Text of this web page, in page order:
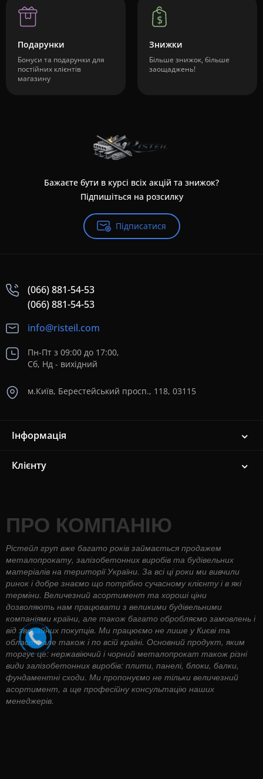
Подарунки
Бонуси та подарунки для
постійних клієнтів
магазину
Знижки
Більше знижок, більше
заощаджень!
Бажаєте бути в курсі всіх акцій та знижок?
Підпишіться на розсилку
Підписатися
(066) 881-54-53
(066) 881-54-53
info@risteil.com
Пн-Пт з 09:00 до 17:00,
Сб, Нд - вихідний
м.Київ, Берестейський просп., 118, 03115
Інформація
Клієнту
ПРО КОМПАНІЮ
Рістейл груп вже багато років займається продажем
металопрокату, залізобетонних виробів та будівельних
матеріалів на території України. За всі ці роки ми вивчили
ринок і добре знаємо що потрібно сучасному клієнту і в які
терміни. Величезний асортимент та хороші ціни
дозволяють нам працювати з великими будівельними
компаніями країни, але також багато обробляємо замовлень і
від звичайних покупців. Ми працюємо не лише у Києві та
області, але також і по всій країні. Основний продукт, яким
торгує це: нержавіючий і чорний металопрокат також різні
види залізобетонних виробів: плити, панелі, блоки, балки,
фундаментні сходи. Ми пропонуємо не тільки величезний
асортимент, а ще професійну консультацію наших
менеджерів.